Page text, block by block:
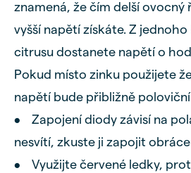
znamená, že čím delší
vyšší napětí získáte. Z
citrusu dostanete napětí o
Pokud místo zinku použijete
napětí bude přibližně
• Zapojení diody závisí na
nesvítí, zkuste ji zapojit
• Využijte červené ledky,